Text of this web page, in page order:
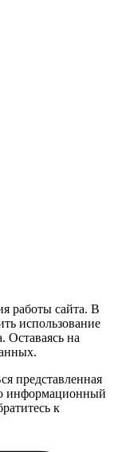
работы сайта. В
использование
Оставаясь на
представленная
информационный
к